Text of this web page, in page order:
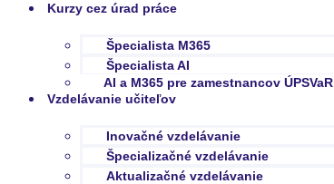
Kurzy cez úrad práce
Špecialista M365
Špecialista AI
AI a M365 pre zamestnancov ÚPSVaR
Vzdelávanie učiteľov
Inovačné vzdelávanie
Špecializačné vzdelávanie
Aktualizačné vzdelávanie